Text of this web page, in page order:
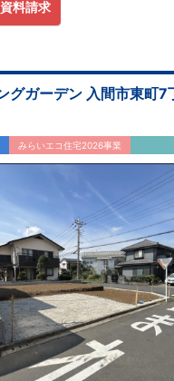
ルコニーや室内物干しも備え
らに将来的に 4LDKへ変更可
います。
1９分／バス停「上根橋」徒歩3
徒歩8
（徒歩
10分）
前川2丁目店（徒歩7分）
9分）
川口神根店（徒歩4分）​ ​ ​東栄
わりの家づくり
もっと詳しく
。が明確だからこそ、お客様の
が互いに協力しあい、最良のプ
料請求
グガーデン 入間市東町7
みらいエコ住宅2026事業